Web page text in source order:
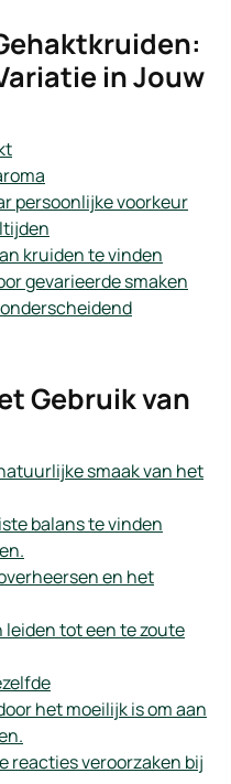
in Jouw
persoonlijke voorkeur
kruiden te vinden
gevarieerde smaken
Gebruik van
smaak van het
balans te vinden
en het
leiden tot een te zoute
het moeilijk is om aan
reacties veroorzaken bij